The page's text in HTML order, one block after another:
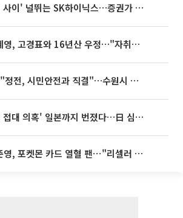
'불안과 기대 사이' 널뛰는 SK하이닉스…증권가 "HBM4·LTA 기반 펀터멘털 견고"
'나혼산' 류혜영, 고경표와 16년산 우정…"자취방서 부모님과 마주쳐"
이재준 시장 "정전, 시민안전과 직결"…수원시 비상대응체계 가동
축구협회 '성 접대 의혹' 일본까지 번졌다…日 심판 실명 공개
'차쥐뿔' 이준영, 포켓몬 카드 열혈 팬⋯"리셀러 처단할 것"